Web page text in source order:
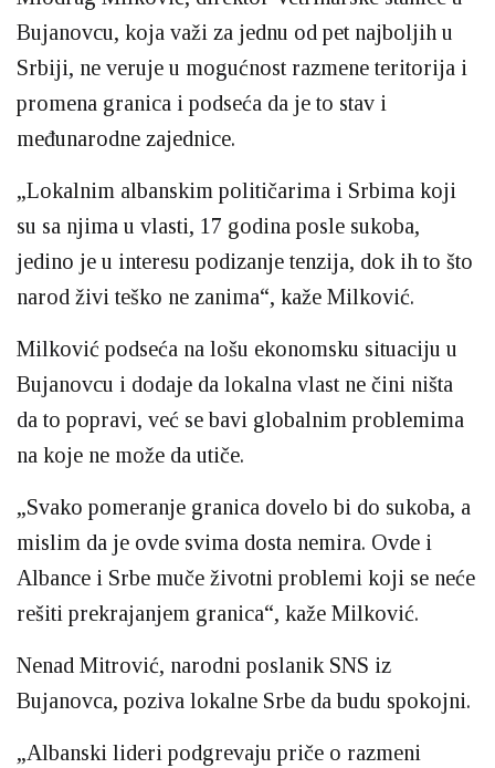
Bujanovcu, koja važi za jednu od pet najboljih u
Srbiji, ne veruje u mogućnost razmene teritorija i
promena granica i podseća da je to stav i
međunarodne zajednice.
„Lokalnim albanskim političarima i Srbima koji
su sa njima u vlasti, 17 godina posle sukoba,
jedino je u interesu podizanje tenzija, dok ih to što
narod živi teško ne zanima“, kaže Milković.
Milković podseća na lošu ekonomsku situaciju u
Bujanovcu i dodaje da lokalna vlast ne čini ništa
da to popravi, već se bavi globalnim problemima
na koje ne može da utiče.
„Svako pomeranje granica dovelo bi do sukoba, a
mislim da je ovde svima dosta nemira. Ovde i
Albance i Srbe muče životni problemi koji se neće
rešiti prekrajanjem granica“, kaže Milković.
Nenad Mitrović, narodni poslanik SNS iz
Bujanovca, poziva lokalne Srbe da budu spokojni.
„Albanski lideri podgrevaju priče o razmeni